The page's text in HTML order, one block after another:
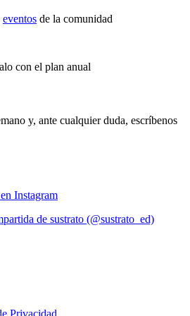
eventos de la comunidad
con el plan anual
y, ante cualquier duda, escríbenos
Instagram
de sustrato (@sustrato_ed)
Privacidad